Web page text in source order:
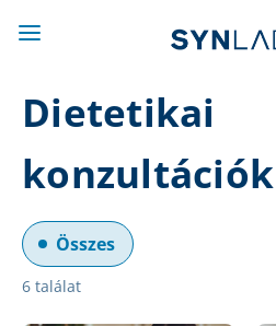
Dietetikai
konzultációk
Összes
6 találat